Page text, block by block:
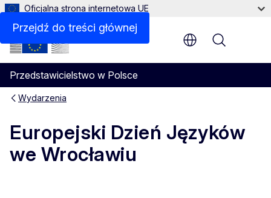
Przejdź do treści głównej
Oficjalna strona internetowa UE
Przedstawicielstwo w Polsce
Menu
Wydarzenia
Europejski Dzień Języków
we Wrocławiu